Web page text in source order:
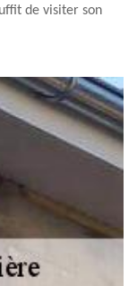
de visiter son